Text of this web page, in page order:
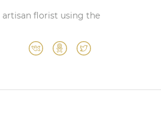
artisan florist using the